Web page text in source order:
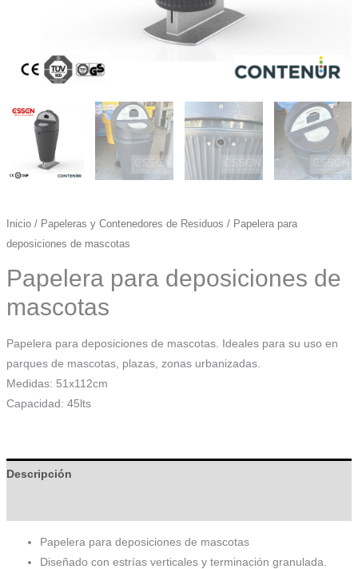
Inicio/ Papeleras y Contenedores de Residuos / Papelera para
deposiciones de mascotas
Papelera para deposiciones de
mascotas
Papelera para deposiciones de mascotas. Ideales para su uso en
parques de mascotas, plazas, zonas urbanizadas.
Medidas: 51x112cm
Capacidad: 45lts
Descripción
Papelera para deposiciones de mascotas
Diseñado con estrías verticales y terminación granulada.